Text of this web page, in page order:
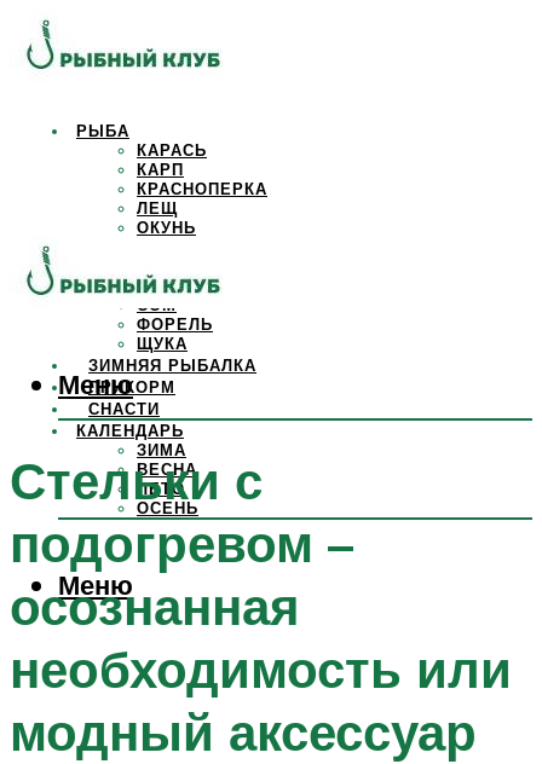
РЫБА
КАРАСЬ
КАРП
КРАСНОПЕРКА
ЛЕЩ
ОКУНЬ
САЗАН
СОМ
ФОРЕЛЬ
ЩУКА
ЗИМНЯЯ РЫБАЛКА
ПРИКОРМ
СНАСТИ
КАЛЕНДАРЬ
ЗИМА
ВЕСНА
ЛЕТО
ОСЕНЬ
Меню
Меню
Стельки с
подогревом –
осознанная
необходимость или
модный аксессуар